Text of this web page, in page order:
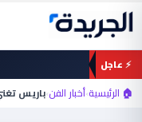
تخطي
المحتوى
⚡ عاجل
🏠 الرئيسية›أخبار الفن›باريس أخبار الفن